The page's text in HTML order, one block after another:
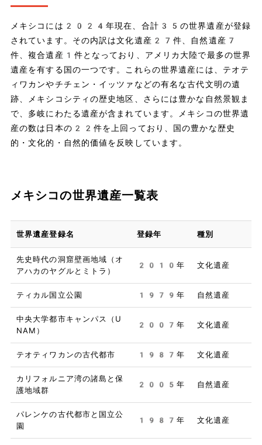
メキシコには2024年現在、合計35の世界遺産が登録
されています。その内訳は文化遺産27件、自然遺産7
件、複合遺産1件となっており、アメリカ大陸で最多の世界
遺産を有する国の一つです。これらの世界遺産には、テオテ
ィワカンやチチェン・イッツァなどの有名な古代文明の遺
跡、メキシコシティの歴史地区、さらには豊かな自然景観ま
で、多岐にわたる遺産が含まれています。メキシコの世界遺
産の数は日本の22件を上回っており、国の豊かな歴史
的・文化的・自然的価値を反映しています。
メキシコの世界遺産一覧表
世界遺産登録名 登録年 種別
先史時代の洞窟壁画地域（オ
アハカのヤグルとミトラ）
2010年 文化遺産
ティカル国立公園 1979年 自然遺産
中央大学都市キャンパス（U
NAM）
2007年 文化遺産
テオティワカンの古代都市 1987年 文化遺産
カリフォルニア湾の諸島と保
護地域群
2005年 自然遺産
パレンケの古代都市と国立公
園
1987年 文化遺産